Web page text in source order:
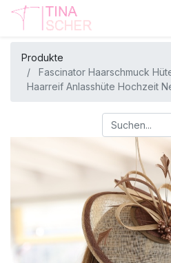
Produkte
Fascinator Haarschmuck
Haarreif Anlasshüte Hochzeit